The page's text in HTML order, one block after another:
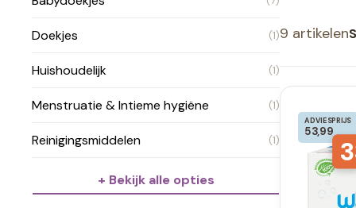
Doekjes (1)
Huishoudelijk (1)
Menstruatie & Intieme hygiëne (1)
Reinigingsmiddelen (1)
+ Bekijk alle opties
9 artikelen
ADVIESPRIJS
53,99